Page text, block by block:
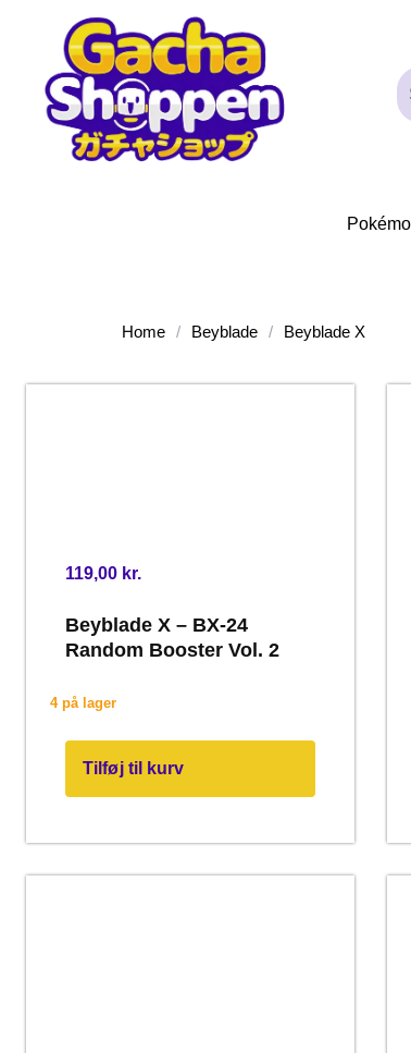
Home / Beyblade / Beyblade X
119,00 kr.
Beyblade X – BX-24
Random Booster Vol. 2
4 på lager
Tilføj til kurv